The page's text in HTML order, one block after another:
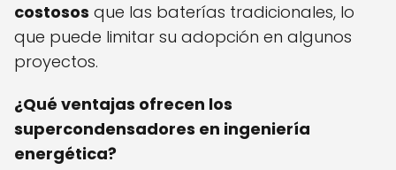
costosos que las baterías tradicionales, lo
que puede limitar su adopción en algunos
proyectos.
¿Qué ventajas ofrecen los
supercondensadores en ingeniería
energética?